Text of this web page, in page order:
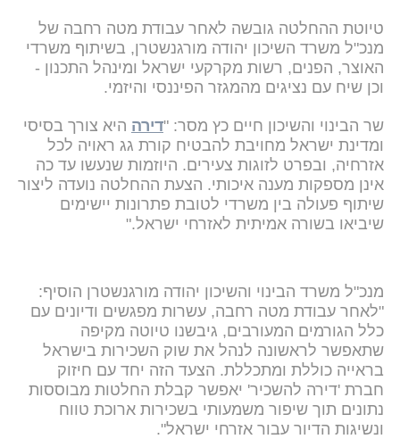
טיוטת ההחלטה גובשה לאחר עבודת מטה רחבה של
מנכ"ל משרד השיכון יהודה מורגנשטרן, בשיתוף משרדי
האוצר, הפנים, רשות מקרקעי ישראל ומינהל התכנון -
וכן שיח עם נציגים מהמגזר הפיננסי והיזמי.
שר הבינוי והשיכון חיים כץ מסר: "דירה היא צורך בסיסי
ומדינת ישראל מחויבת להבטיח קורת גג ראויה לכל
אזרחיה, ובפרט לזוגות צעירים. היוזמות שנעשו עד כה
אינן מספקות מענה איכותי. הצעת ההחלטה נועדה ליצור
שיתוף פעולה בין משרדי לטובת פתרונות יישימים
שיביאו בשורה אמיתית לאזרחי ישראל."
מנכ"ל משרד הבינוי והשיכון יהודה מורגנשטרן הוסיף:
"לאחר עבודת מטה רחבה, עשרות מפגשים ודיונים עם
כלל הגורמים המעורבים, גיבשנו טיוטה מקיפה
שתאפשר לראשונה לנהל את שוק השכירות בישראל
בראייה כוללת ומתכללת. הצעד הזה יחד עם חיזוק
חברת 'דירה להשכיר' יאפשר קבלת החלטות מבוססות
נתונים תוך שיפור משמעותי בשכירות ארוכת טווח
ונשיגות הדיור עבור אזרחי ישראל".